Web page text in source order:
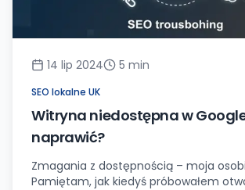
14 lip 2024 5 min
SEO lokalne UK
Witryna niedostępna w
naprawić?
Zmagania z dostępnością – moja
Pamiętam, jak kiedyś próbowałem